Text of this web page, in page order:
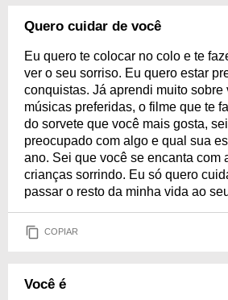
Quero cuidar de você
Eu quero te colocar no colo e te
ver o seu sorriso. Eu quero estar
conquistas. Já aprendi muito sobre
músicas preferidas, o filme que te
do sorvete que você mais gosta,
preocupado com algo e qual sua
ano. Sei que você se encanta com
crianças sorrindo. Eu só quero
passar o resto da minha vida ao
COPIAR
Você é